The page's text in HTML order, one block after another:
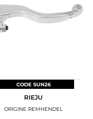
CODE SUN26
RIEJU
ORIGINE REMHENDEL